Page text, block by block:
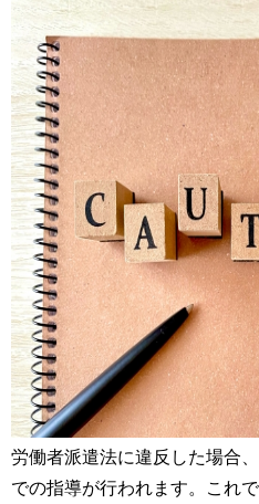
労働者派遣法に違反した場合
での指導が行われます。これ